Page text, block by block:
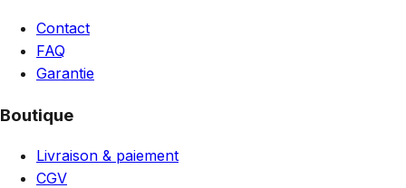
Contact
FAQ
Garantie
Boutique
Livraison & paiement
CGV